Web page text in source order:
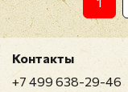
Контакты
+7 499 638-29-46